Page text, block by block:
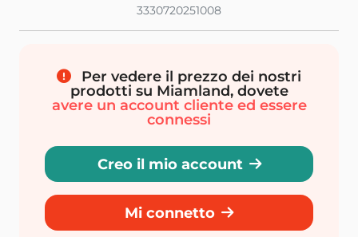
3330720251008
Per vedere il prezzo dei nostri
prodotti su Miamland, dovete
avere un account cliente ed essere
connessi
Creo il mio account
Mi connetto